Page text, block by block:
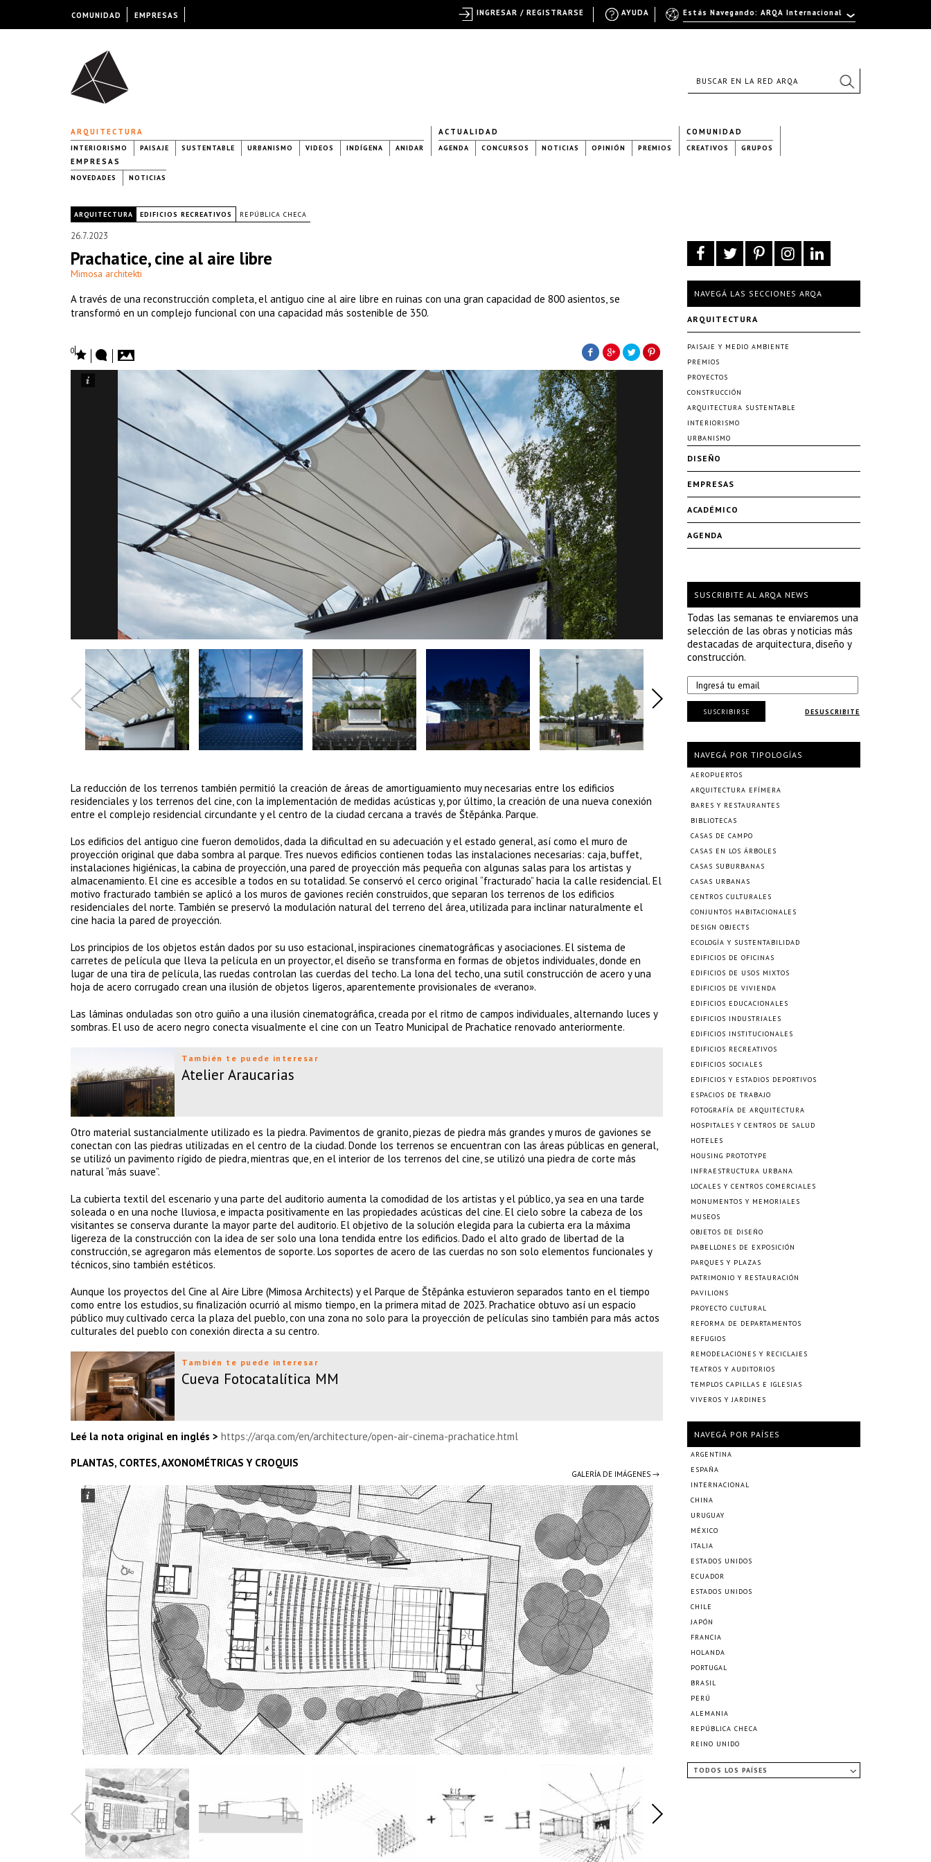
ARQUITECTURA
INTERIORISMO PAISAJE SUSTENTABLE URBANISMO VIDEOS INDÍGENA ANIDAR
ACTUALIDAD
AGENDA CONCURSOS NOTICIAS OPINIÓN PREMIOS
COMUNIDAD
CREATIVOS GRUPOS
EMPRESAS
NOVEDADES NOTICIAS
ARQUITECTURA EDIFICIOS RECREATIVOS REPÚBLICA CHECA
26.7.2023
Prachatice, cine al aire libre
Mimosa architekti
A través de una reconstrucción completa, el antiguo cine al aire libre en ruinas con una gran capacidad de 800 asientos, se
transformó en un complejo funcional con una capacidad más sostenible de 350.
0
La reducción de los terrenos también permitió la creación de áreas de amortiguamiento muy necesarias entre los edificios
residenciales y los terrenos del cine, con la implementación de medidas acústicas y, por último, la creación de una nueva conexión
entre el complejo residencial circundante y el centro de la ciudad cercana a través de Štěpánka. Parque.
Los edificios del antiguo cine fueron demolidos, dada la dificultad en su adecuación y el estado general, así como el muro de
proyección original que daba sombra al parque. Tres nuevos edificios contienen todas las instalaciones necesarias: caja, buffet,
instalaciones higiénicas, la cabina de proyección, una pared de proyección más pequeña con algunas salas para los artistas y
almacenamiento. El cine es accesible a todos en su totalidad. Se conservó el cerco original “fracturado” hacia la calle residencial. El
motivo fracturado también se aplicó a los muros de gaviones recién construidos, que separan los terrenos de los edificios
residenciales del norte. También se preservó la modulación natural del terreno del área, utilizada para inclinar naturalmente el
cine hacia la pared de proyección.
Los principios de los objetos están dados por su uso estacional, inspiraciones cinematográficas y asociaciones. El sistema de
carretes de película que lleva la película en un proyector, el diseño se transforma en formas de objetos individuales, donde en
lugar de una tira de película, las ruedas controlan las cuerdas del techo. La lona del techo, una sutil construcción de acero y una
hoja de acero corrugado crean una ilusión de objetos ligeros, aparentemente provisionales de «verano».
Las láminas onduladas son otro guiño a una ilusión cinematográfica, creada por el ritmo de campos individuales, alternando luces y
sombras. El uso de acero negro conecta visualmente el cine con un Teatro Municipal de Prachatice renovado anteriormente.
También te puede interesar
Atelier Araucarias
Otro material sustancialmente utilizado es la piedra. Pavimentos de granito, piezas de piedra más grandes y muros de gaviones se
conectan con las piedras utilizadas en el centro de la ciudad. Donde los terrenos se encuentran con las áreas públicas en general,
se utilizó un pavimento rígido de piedra, mientras que, en el interior de los terrenos del cine, se utilizó una piedra de corte más
natural “más suave”.
La cubierta textil del escenario y una parte del auditorio aumenta la comodidad de los artistas y el público, ya sea en una tarde
soleada o en una noche lluviosa, e impacta positivamente en las propiedades acústicas del cine. El cielo sobre la cabeza de los
visitantes se conserva durante la mayor parte del auditorio. El objetivo de la solución elegida para la cubierta era la máxima
ligereza de la construcción con la idea de ser solo una lona tendida entre los edificios. Dado el alto grado de libertad de la
construcción, se agregaron más elementos de soporte. Los soportes de acero de las cuerdas no son solo elementos funcionales y
técnicos, sino también estéticos.
Aunque los proyectos del Cine al Aire Libre (Mimosa Architects) y el Parque de Štěpánka estuvieron separados tanto en el tiempo
como entre los estudios, su finalización ocurrió al mismo tiempo, en la primera mitad de 2023. Prachatice obtuvo así un espacio
público muy cultivado cerca la plaza del pueblo, con una zona no solo para la proyección de películas sino también para más actos
culturales del pueblo con conexión directa a su centro.
También te puede interesar
Cueva Fotocatalítica MM
Leé la nota original en inglés > https://arqa.com/en/architecture/open-air-cinema-prachatice.html
PLANTAS, CORTES, AXONOMÉTRICAS Y CROQUIS
GALERÍA DE IMÁGENES →
NAVEGÁ LAS SECCIONES ARQA
ARQUITECTURA
PAISAJE Y MEDIO AMBIENTE
PREMIOS
PROYECTOS
CONSTRUCCIÓN
ARQUITECTURA SUSTENTABLE
INTERIORISMO
URBANISMO
DISEÑO
EMPRESAS
ACADÉMICO
AGENDA
SUSCRIBITE AL ARQA NEWS
Todas las semanas te enviaremos una
selección de las obras y noticias más
destacadas de arquitectura, diseño y
construcción.
DESUSCRIBITE
SUSCRIBIRSE
NAVEGÁ POR TIPOLOGÍAS
AEROPUERTOS
ARQUITECTURA EFÍMERA
BARES Y RESTAURANTES
BIBLIOTECAS
CASAS DE CAMPO
CASAS EN LOS ÁRBOLES
CASAS SUBURBANAS
CASAS URBANAS
CENTROS CULTURALES
CONJUNTOS HABITACIONALES
DESIGN OBJECTS
ECOLOGÍA Y SUSTENTABILIDAD
EDIFICIOS DE OFICINAS
EDIFICIOS DE USOS MIXTOS
EDIFICIOS DE VIVIENDA
EDIFICIOS EDUCACIONALES
EDIFICIOS INDUSTRIALES
EDIFICIOS INSTITUCIONALES
EDIFICIOS RECREATIVOS
EDIFICIOS SOCIALES
EDIFICIOS Y ESTADIOS DEPORTIVOS
ESPACIOS DE TRABAJO
FOTOGRAFÍA DE ARQUITECTURA
HOSPITALES Y CENTROS DE SALUD
HOTELES
HOUSING PROTOTYPE
INFRAESTRUCTURA URBANA
LOCALES Y CENTROS COMERCIALES
MONUMENTOS Y MEMORIALES
MUSEOS
OBJETOS DE DISEÑO
PABELLONES DE EXPOSICIÓN
PARQUES Y PLAZAS
PATRIMONIO Y RESTAURACIÓN
PAVILIONS
PROYECTO CULTURAL
REFORMA DE DEPARTAMENTOS
REFUGIOS
REMODELACIONES Y RECICLAJES
TEATROS Y AUDITORIOS
TEMPLOS CAPILLAS E IGLESIAS
VIVEROS Y JARDINES
NAVEGÁ POR PAÍSES
ARGENTINA
ESPAÑA
INTERNACIONAL
CHINA
URUGUAY
MÉXICO
ITALIA
ESTADOS UNIDOS
ECUADOR
ESTADOS UNIDOS
CHILE
JAPÓN
FRANCIA
HOLANDA
PORTUGAL
BRASIL
PERÚ
ALEMANIA
REPÚBLICA CHECA
REINO UNIDO
TODOS LOS PAÍSES
COMUNIDAD EMPRESAS Estás Navegando: ARQA Internacional
AYUDA
INGRESAR / REGISTRARSE